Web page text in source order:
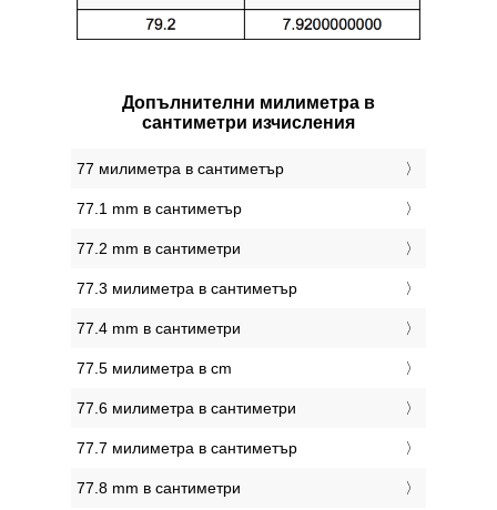
Допълнителни милиметра в
сантиметри изчисления
77 милиметра в сантиметър
77.1 mm в сантиметър
77.2 mm в сантиметри
77.3 милиметра в сантиметър
77.4 mm в сантиметри
77.5 милиметра в cm
77.6 милиметра в сантиметри
77.7 милиметра в сантиметър
77.8 mm в сантиметри